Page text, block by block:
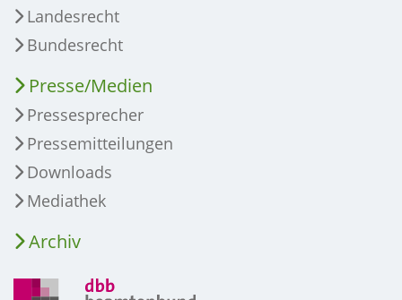
Landesrecht
Bundesrecht
Presse/Medien
Pressesprecher
Pressemitteilungen
Downloads
Mediathek
Archiv